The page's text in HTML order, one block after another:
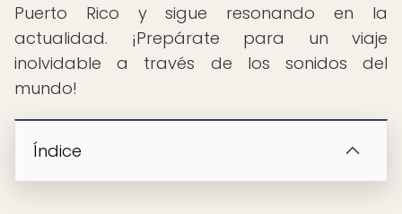
Puerto Rico y sigue resonando en la
actualidad. ¡Prepárate para un viaje
inolvidable a través de los sonidos del
mundo!
Índice